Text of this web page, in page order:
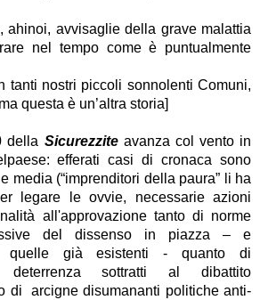
ahinoi, avvisaglie della grave malattia
nel tempo come è puntualmente
tanti nostri piccoli sonnolenti Comuni,
questa è un’altra storia]
della Sicurezzite avanza col vento in
efferati casi di cronaca sono
media (“imprenditori della paura” li ha
legare le ovvie, necessarie azioni
all'approvazione tanto di norme
del dissenso in piazza – e
quelle già esistenti - quanto di
deterrenza sottratti al dibattito
di arcigne disumananti politiche anti-